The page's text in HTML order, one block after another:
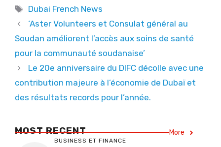
Tags
Dubai French News
‘Aster Volunteers et Consulat général au
Soudan améliorent l’accès aux soins de santé
pour la communauté soudanaise’
Le 20e anniversaire du DIFC décolle avec une
contribution majeure à l’économie de Dubaï et
des résultats records pour l’année.
MOST RECENT More
BUSINESS ET FINANCE